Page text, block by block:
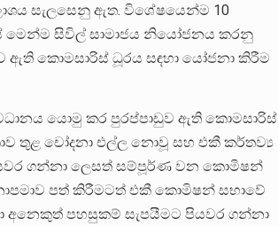
සැලසෙනු ඇත. විශේෂයෙන්ම 10
මෙන්ම සිවිල් සාමාජය නියෝජනය කරනු
ඇති කොමසාරිස් ධූරය සඳහා යෝජනා කිරීම
යොමු කර පුරප්පාඩුව ඇති කොමසාරිස්
තුළ චෝදනා එල්ල නොවූ සහ එකී කර්තව්‍ය
ගන්නා ලෙසත් සම්පූර්ණ වන කොමිෂන්
පත් කිරීමටත් එකී කොමිෂන් සභාවේ
අනෙකුත් පහසුකම් සැපයීමට පියවර ගන්නා